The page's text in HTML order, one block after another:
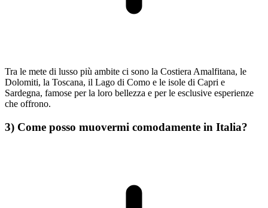
Tra le mete di lusso più ambite ci sono la Costiera Amalfitana, le
Dolomiti, la Toscana, il Lago di Como e le isole di Capri e
Sardegna, famose per la loro bellezza e per le esclusive esperienze
che offrono.
3) Come posso muovermi comodamente in Italia?